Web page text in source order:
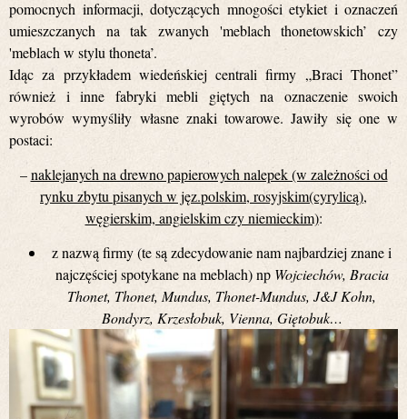
pomocnych informacji, dotyczących mnogości etykiet i oznaczeń
umieszczanych na tak zwanych 'meblach thonetowskich’ czy
'meblach w stylu thoneta’.
Idąc za przykładem wiedeńskiej centrali firmy „Braci Thonet”
również i inne fabryki mebli giętych na oznaczenie swoich
wyrobów wymyśliły własne znaki towarowe. Jawiły się one w
postaci:
–naklejanych na drewno papierowych nalepek (w zależności od
rynku zbytu pisanych w jęz.polskim, rosyjskim(cyrylicą),
węgierskim, angielskim czy niemieckim):
z nazwą firmy (te są zdecydowanie nam najbardziej znane i
najczęściej spotykane na meblach) np Wojciechów, Bracia
Thonet, Thonet, Mundus, Thonet-Mundus, J&J Kohn,
Bondyrz, Krzesłobuk, Vienna, Giętobuk…